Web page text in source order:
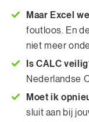
Maar Excel
foutloos. En
niet meer
Is CALC
Nederlandse
Moet ik
sluit aan bij